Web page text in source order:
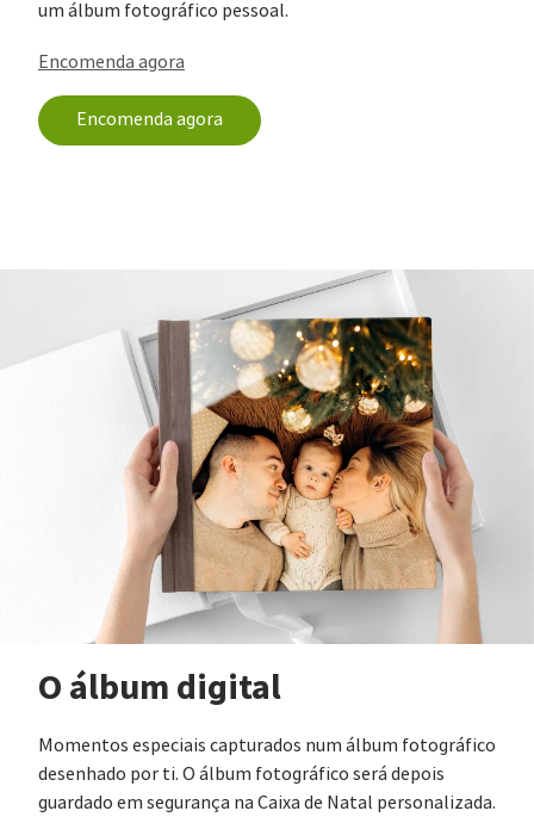
um álbum fotográfico pessoal.
Encomenda agora
Encomenda agora
O álbum digital
Momentos especiais capturados num álbum fotográfico
desenhado por ti. O álbum fotográfico será depois
guardado em segurança na Caixa de Natal personalizada.